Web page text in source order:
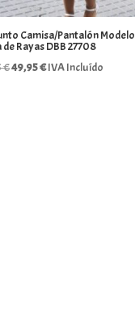
Camisa/Pantalón Modelo
de Rayas DBB 27708
€El
49,95€ElIVA Incluído